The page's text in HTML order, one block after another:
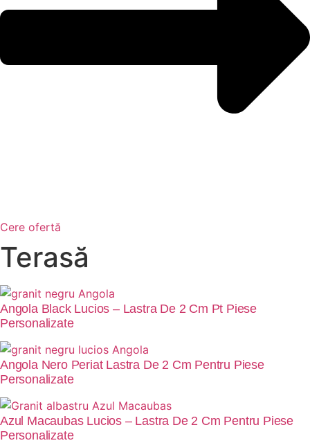
Cere ofertă
Terasă
Angola Black Lucios – Lastra De 2 Cm Pt Piese
Personalizate
Angola Nero Periat Lastra De 2 Cm Pentru Piese
Personalizate
Azul Macaubas Lucios – Lastra De 2 Cm Pentru Piese
Personalizate